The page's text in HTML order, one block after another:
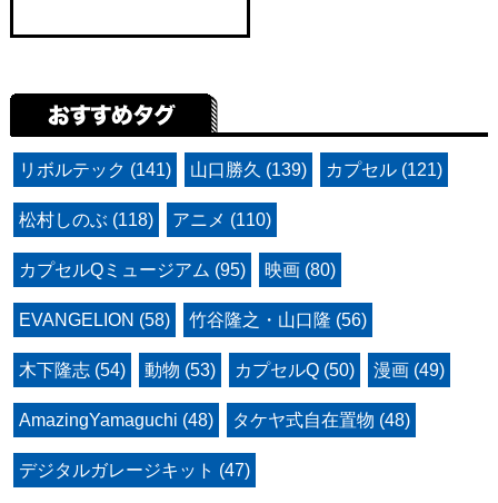
リボルテック (141) 山口勝久 (139) カプセル (121)
松村しのぶ (118) アニメ (110)
カプセルQミュージアム (95) 映画 (80)
EVANGELION (58) 竹谷隆之・山口隆 (56)
木下隆志 (54) 動物 (53) カプセルQ (50) 漫画 (49)
AmazingYamaguchi (48) タケヤ式自在置物 (48)
デジタルガレージキット (47)